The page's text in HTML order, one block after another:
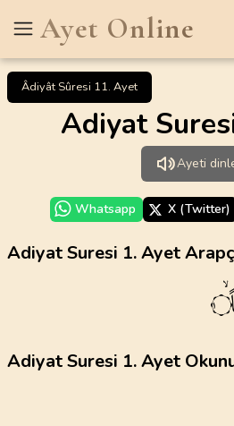
Ayet Online
Âdiyât Sûresi 11. Ayet
Adiyat
Ayeti
Whatsapp X (Twitter)
Adiyat Suresi 1. Ayet
١
Adiyat Suresi 1. Ayet